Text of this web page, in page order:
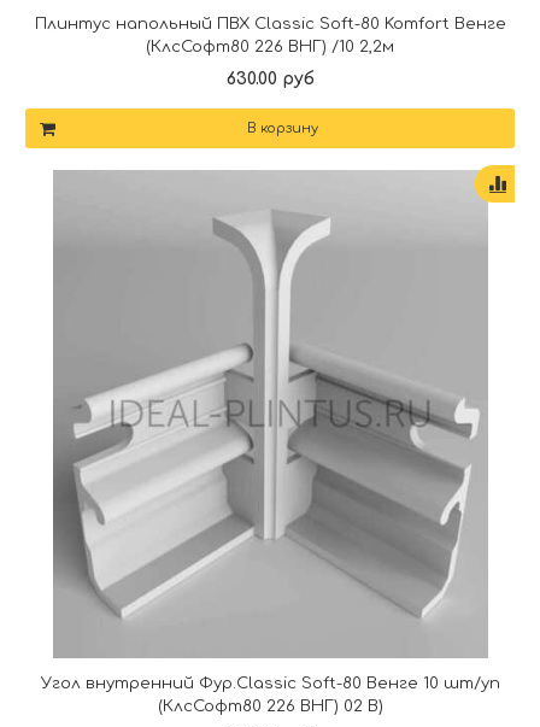
Плинтус напольный ПВХ Classic Soft-80 Komfort Венге
(КлсСофт80 226 ВНГ) /10 2,2м
630.00 руб
В корзину
Угол внутренний Фур.Classic Soft-80 Венге 10 шт/уп
(КлсСофт80 226 ВНГ) 02 В)